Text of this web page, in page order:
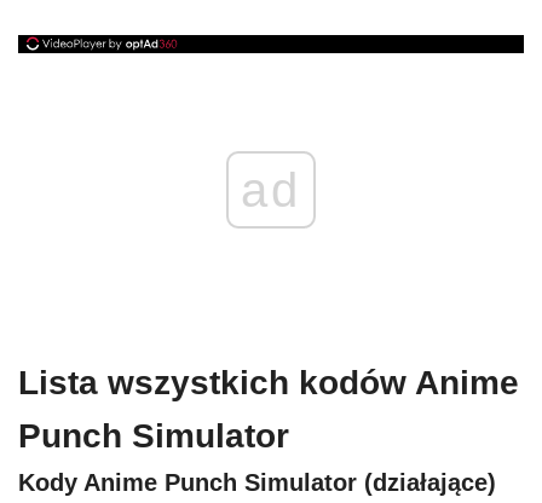
ad
Lista wszystkich kodów Anime
Punch Simulator
Kody Anime Punch Simulator (działające)